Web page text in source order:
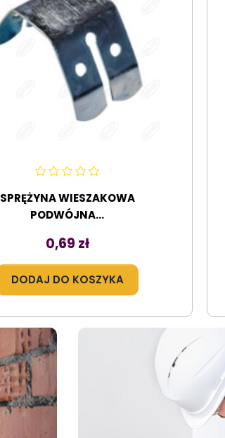
SPRĘŻYNA WIESZAKOWA
PODWÓJNA...
Cena
0,69 zł
DODAJ DO KOSZYKA